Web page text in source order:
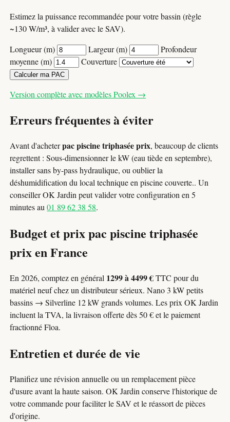
Estimez la puissance recommandée pour votre bassin (règle
~130 W/m³, à valider avec le SAV).
Longueur (m)
Largeur (m)
Profondeur
moyenne (m)
Couverture
Calculer ma PAC
Version complète avec modèles Poolex →
Erreurs fréquentes à éviter
Avant d'acheterpac piscine triphasée prix, beaucoup de clients
regrettent : Sous-dimensionner le kW (eau tiède en septembre),
installer sans by-pass hydraulique, ou oublier la
déshumidification du local technique en piscine couverte.. Un
conseiller OK Jardin peut valider votre configuration en 5
minutes au01 89 62 38 58.
Budget et prix pac piscine triphasée
prix en France
En 2026, comptez en général 1299 à 4499 €TTC pour du
matériel neuf chez un distributeur sérieux. Nano 3 kW petits
bassins → Silverline 12 kW grands volumes. Les prix OK Jardin
incluent la TVA, la livraison offerte dès 50 € et le paiement
fractionné Floa.
Entretien et durée de vie
Planifiez une révision annuelle ou un remplacement pièce
d'usure avant la haute saison. OK Jardin conserve l'historique de
votre commande pour faciliter le SAV et le réassort de pièces
d'origine.